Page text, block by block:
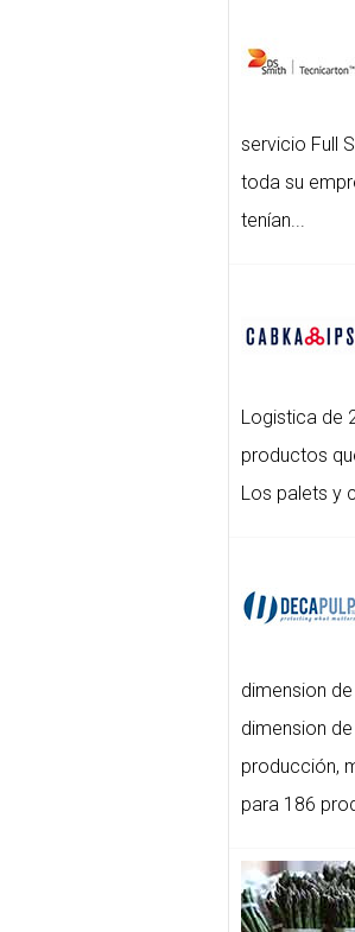
servicio Full
toda su
tenían...
Logistica de
productos
Los palets y
dimension
dimension
producción,
para 186